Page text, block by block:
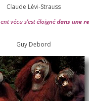
Claude Lévi-Strauss
vécu s’est éloi­gnédans une
Guy Debord